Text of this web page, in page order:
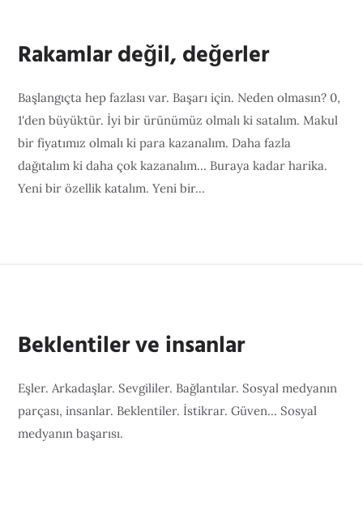
Rakamlar değil, değerler
Başlangıçta hep fazlası var. Başarı için. Neden olmasın? 0,
1'den büyüktür. İyi bir ürünümüz olmalı ki satalım. Makul
bir fiyatımız olmalı ki para kazanalım. Daha fazla
dağıtalım ki daha çok kazanalım... Buraya kadar harika.
Yeni bir özellik katalım. Yeni bir...
Beklentiler ve insanlar
Eşler. Arkadaşlar. Sevgililer. Bağlantılar. Sosyal medyanın
parçası, insanlar. Beklentiler. İstikrar. Güven... Sosyal
medyanın başarısı.